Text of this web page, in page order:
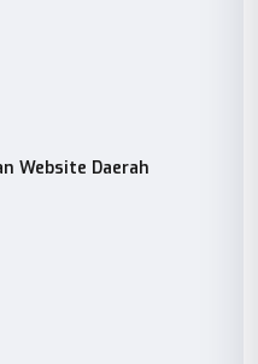
Website Daerah